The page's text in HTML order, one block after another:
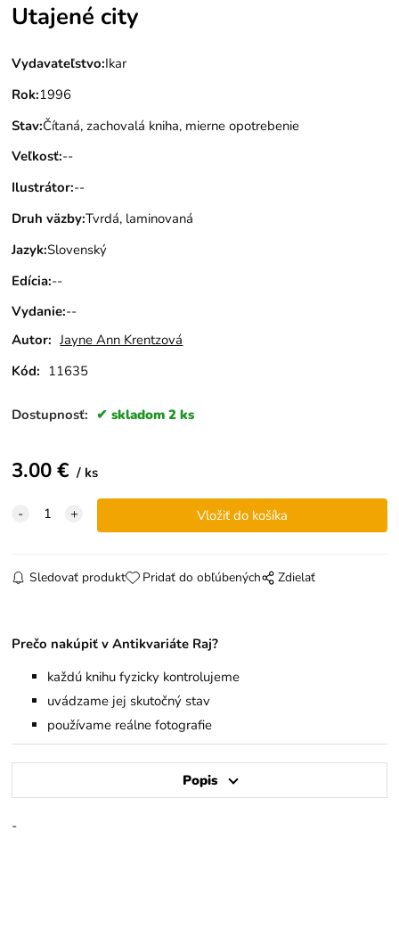
Utajené city
Vydavateľstvo:Ikar
Rok:1996
Stav:Čítaná, zachovalá kniha, mierne opotrebenie
Veľkosť:--
Ilustrátor:--
Druh väzby:Tvrdá, laminovaná
Jazyk:Slovenský
Edícia:--
Vydanie:--
Autor: Jayne Ann Krentzová
Kód: 11635
Dostupnosť: skladom 2 ks
3.00€ ks
Sledovať produkt Pridať do obľúbených Zdielať
Prečo nakúpiť v Antikvariáte Raj?
každú knihu fyzicky kontrolujeme
uvádzame jej skutočný stav
používame reálne fotografie
Popis
-